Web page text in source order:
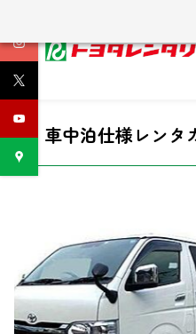
to
main
content
車中泊仕様レンタ